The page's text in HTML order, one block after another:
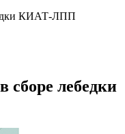
КИАТ-ЛПП
сборе лебедки